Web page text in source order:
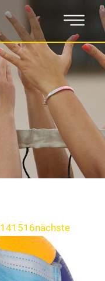
141516nächste